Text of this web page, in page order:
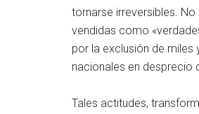
tornarse irreversibles.
vendidas como
por la exclusión de
nacionales en desprecio
Tales actitudes,